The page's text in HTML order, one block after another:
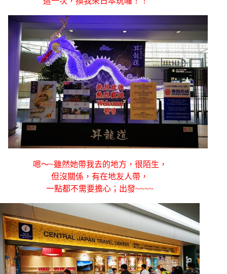
嗯～~雖然她帶我去的地方，很陌生，
但沒關係，有在地友人帶，
一點都不需要擔心；出發~~~~